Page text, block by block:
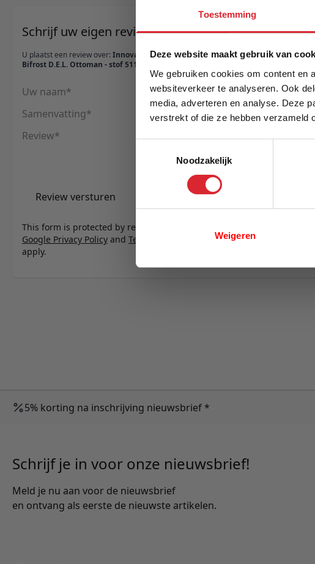
Toestemming
Deze website maakt gebruik van
We gebruiken cookies om content en
websiteverkeer te analyseren. Ook
media, adverteren en analyse. Deze
verstrekt of die ze hebben verzameld
Noodzakelijk
Weigeren
Schrijf uw eigen review
U plaatst een review over: Innovation Living
Bifrost D.E.L. Ottoman - stof 511
Uw naam
Samenvatting
Review
Review versturen
This form is protected by reCAPTCHA - the
Google Privacy Policy and Terms of Service
apply.
5% korting na inschrijving nieuwsbrief *
Schrijf je in voor onze nieuwsbrief!
Meld je nu aan voor de nieuwsbrief
en ontvang als eerste de nieuwste artikelen.